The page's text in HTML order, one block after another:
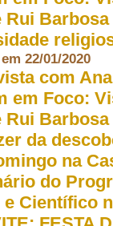
Rui Barbosa
22/01/2020
com
em Foco:
Rui Barbosa
da
na
do
Científico